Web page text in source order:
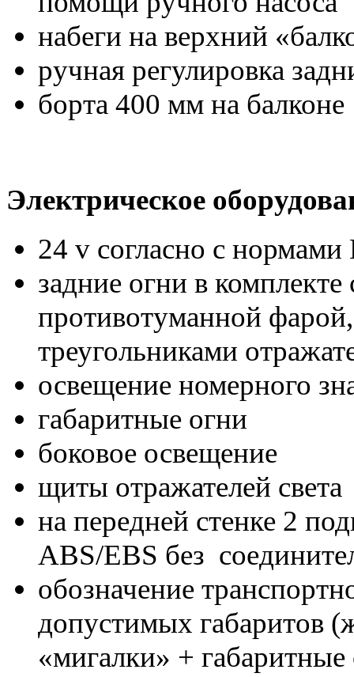
набеги на верхний
ручная регулировка
борта 400 мм на балконе
Электрическое
24 v согласно с
задние огни в комплекте
противотуманной
треугольниками
освещение номерного
габаритные огни
боковое освещение
щиты отражателей света
на передней стенке 2
ABS/EBS без
обозначение
допустимых габаритов
«мигалки» +